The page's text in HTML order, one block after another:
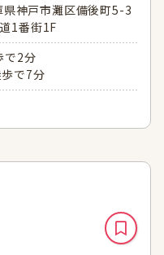
神戸市灘区備後町5-3
1番街1F
で2分
で7分